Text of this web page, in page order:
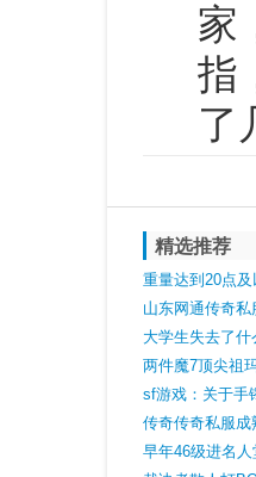
家
指
了
精选推荐
重量达到20点
两顶已绝版
山东网通传奇
的白日门闲人,
大学生失去了什
两件魔7顶尖祖
件是绝世
sf游戏：关于手
最喜欢哪一种
传奇传奇私服
听的成熟昵称
早年46级进名